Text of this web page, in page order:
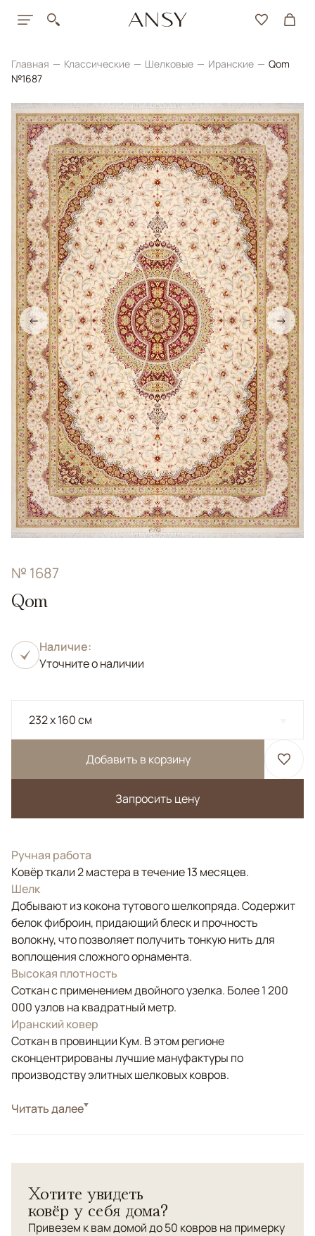
Главная Классические Шелковые Иранские
Qom
№1687
← →
№ 1687
Qom
Наличие:
Уточните о наличии
232 x 160 см
Добавить в корзину
Запросить цену
Ручная работа
Ковёр ткали 2 мастера в течение 13 месяцев.
Шелк
Добывают из кокона тутового шелкопряда. Содержит
белок фиброин, придающий блеск и прочность
волокну, что позволяет получить тонкую нить для
воплощения сложного орнамента.
Высокая плотность
Соткан с применением двойного узелка. Более 1 200
000 узлов на квадратный метр.
Иранский ковер
Соткан в провинции Кум. В этом регионе
сконцентрированы лучшие мануфактуры по
производству элитных шелковых ковров.
СтильКлассические
УзорыРастительный
Иран. Провинция "Кум". 100% шелк. Высочайшая
узелковая плотность.
Читать далее
Хотите увидеть
ковёр у себя дома?
Привезем к вам домой до 50 ковров на примерку